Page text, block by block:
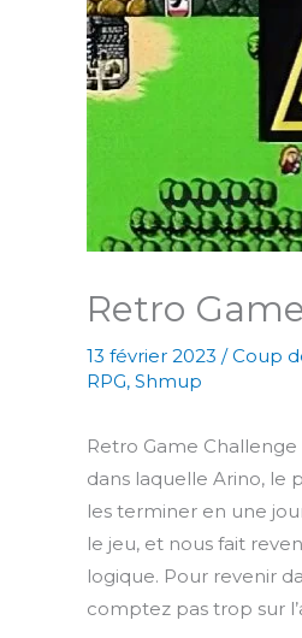
Retro
13 février 2023 /Coup
RPG, Shmup
Retro Game
dans laquelle Arino, le
les terminer en une
le jeu, et nous fait
logique. Pour revenir
comptez pas trop sur